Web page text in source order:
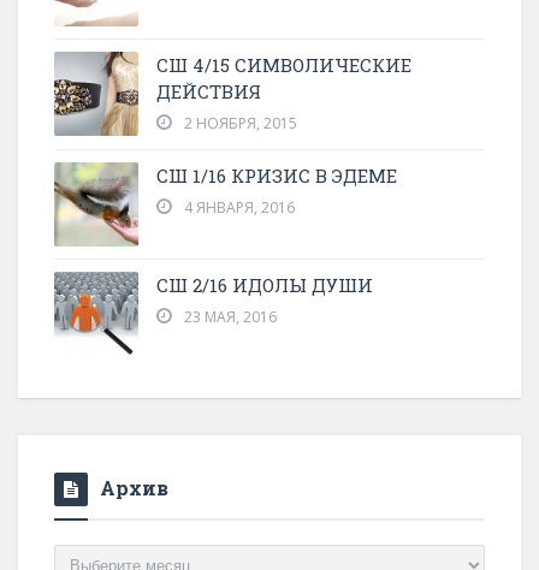
СШ 4/15 СИМВОЛИЧЕСКИЕ
ДЕЙСТВИЯ
2 НОЯБРЯ, 2015
СШ 1/16 КРИЗИС В ЭДЕМЕ
4 ЯНВАРЯ, 2016
СШ 2/16 ИДОЛЫ ДУШИ
23 МАЯ, 2016
Архив
Архив